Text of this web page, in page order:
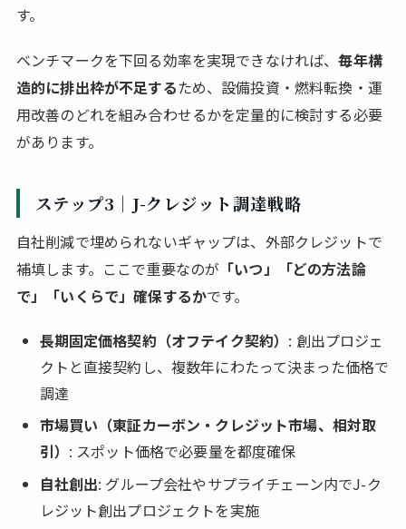
す。
ベンチマークを下回る効率を実現できなければ、毎年構
造的に排出枠が不足するため、設備投資・燃料転換・運
用改善のどれを組み合わせるかを定量的に検討する必要
があります。
ステップ3｜J-クレジット調達戦略
自社削減で埋められないギャップは、外部クレジットで
補填します。ここで重要なのが 「いつ」「どの方法論
で」「いくらで」確保するかです。
長期固定価格契約（オフテイク契約） : 創出プロジェ
クトと直接契約し、複数年にわたって決まった価格で
調達
市場買い（東証カーボン・クレジット市場、相対取
引） : スポット価格で必要量を都度確保
自社創出: グループ会社やサプライチェーン内でJ-ク
レジット創出プロジェクトを実施